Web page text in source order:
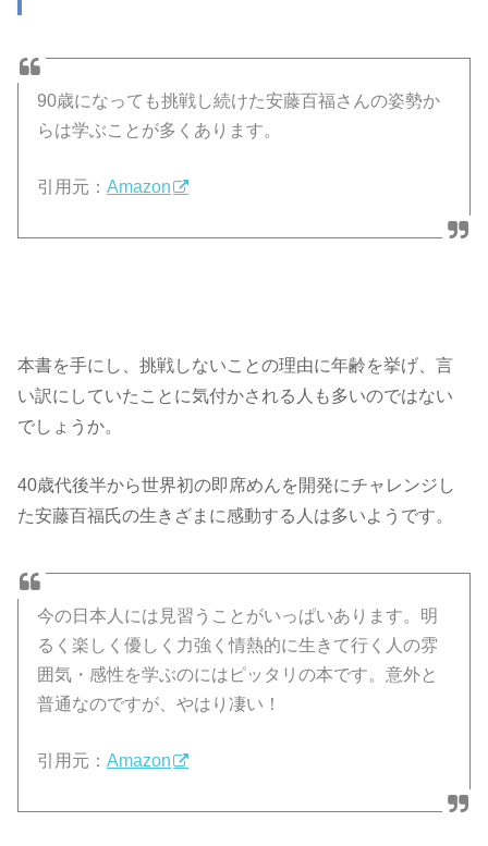
90歳になっても挑戦し続けた安藤百福さんの姿勢か
らは学ぶことが多くあります。
引用元：Amazon
本書を手にし、挑戦しないことの理由に年齢を挙げ、言
い訳にしていたことに気付かされる人も多いのではない
でしょうか。
40歳代後半から世界初の即席めんを開発にチャレンジし
た安藤百福氏の生きざまに感動する人は多いようです。
今の日本人には見習うことがいっぱいあります。明
るく楽しく優しく力強く情熱的に生きて行く人の雰
囲気・感性を学ぶのにはピッタリの本です。意外と
普通なのですが、やはり凄い！
引用元：Amazon